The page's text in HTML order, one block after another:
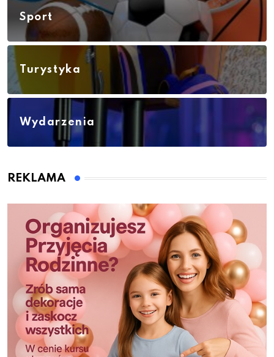
Sport
Turystyka
Wydarzenia
REKLAMA